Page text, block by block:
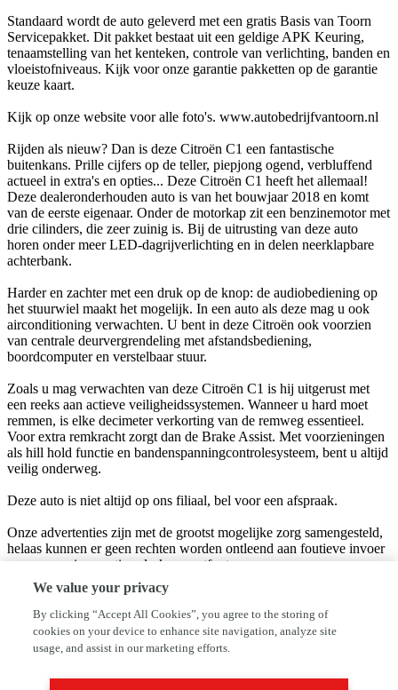
Standaard wordt de auto geleverd met een gratis Basis van Toorn
Servicepakket. Dit pakket bestaat uit een geldige APK Keuring,
tenaamstelling van het kenteken, controle van verlichting, banden en
vloeistofniveaus. Kijk voor onze garantie pakketten op de garantie
keuze kaart.
Kijk op onze website voor alle foto's. www.autobedrijfvantoorn.nl
Rijden als nieuw? Dan is deze Citroën C1 een fantastische
buitenkans. Prille cijfers op de teller, piepjong ogend, verbluffend
actueel in extra's en opties... Deze Citroën C1 heeft het allemaal!
Deze dealeronderhouden auto is van het bouwjaar 2018 en komt
van de eerste eigenaar. Onder de motorkap zit een benzinemotor met
drie cilinders, die zeer zuinig is. Bij de uitrusting van deze auto
horen onder meer LED-dagrijverlichting en in delen neerklapbare
achterbank.
Harder en zachter met een druk op de knop: de audiobediening op
het stuurwiel maakt het mogelijk. In een auto als deze mag u ook
airconditioning verwachten. U bent in deze Citroën ook voorzien
van centrale deurvergrendeling met afstandsbediening,
boordcomputer en verstelbaar stuur.
Zoals u mag verwachten van deze Citroën C1 is hij uitgerust met
een reeks aan actieve veiligheidssystemen. Wanneer u hard moet
remmen, is elke decimeter verkorting van de remweg essentieel.
Voor extra remkracht zorgt dan de Brake Assist. Met voorzieningen
als hill hold functie en bandenspanningcontrolesysteem, bent u altijd
veilig onderweg.
Deze auto is niet altijd op ons filiaal, bel voor een afspraak.
Onze advertenties zijn met de grootst mogelijke zorg samengesteld,
helaas kunnen er geen rechten worden ontleend aan foutieve invoer
van accessoires, opties, druk -en zetfouten.
Bedrijfsinformatie
Welkom bij autobedrijf van Toorn. Ons familiebedrijf is in 1979
opgericht en wij zijn een universeel autobedrijf. Wij hebben de
We value your privacy
By clicking “Accept All Cookies”, you agree to the storing of
cookies on your device to enhance site navigation, analyze site
usage, and assist in our marketing efforts.